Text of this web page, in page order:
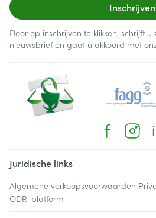
Inschrijven
Door op inschrijven te klikken, schrijft
nieuwsbrief en gaat u akkoord met
Juridische links
Algemene verkoopsvoorwaarden
ODR-platform